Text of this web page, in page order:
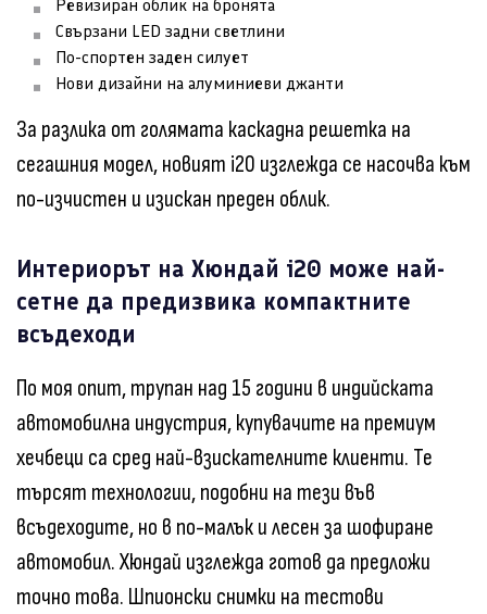
Ревизиран облик на бронята
Свързани LED задни светлини
По-спортен заден силует
Нови дизайни на алуминиеви джанти
За разлика от голямата каскадна решетка на
сегашния модел, новият i20 изглежда се насочва към
по-изчистен и изискан преден облик.
Интериорът на Хюндай i20 може най-
сетне да предизвика компактните
всъдеходи
По моя опит, трупан над 15 години в индийската
автомобилна индустрия, купувачите на премиум
хечбеци са сред най-взискателните клиенти. Те
търсят технологии, подобни на тези във
всъдеходите, но в по-малък и лесен за шофиране
автомобил. Хюндай изглежда готов да предложи
точно това. Шпионски снимки на тестови